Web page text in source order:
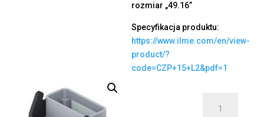
rozmiar „49.16”
Specyfikacja produktu:
https://www.ilme.com/en/view-
product/?
code=CZP+15+L2&pdf=1